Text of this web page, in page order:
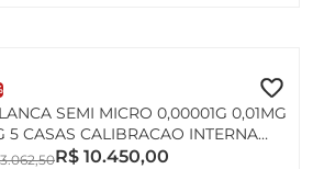
SEMI MICRO 0,00001G 0,01MG
5 CASAS CALIBRACAO INTERNA
AUW220D SHIMADZU
.062,50R$ 10.450,00